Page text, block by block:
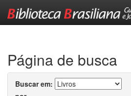
Página de busca
Buscar em: